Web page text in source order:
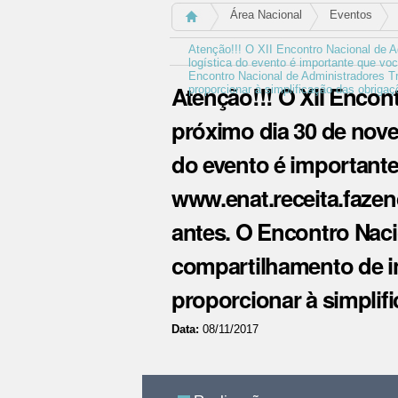
Área Nacional Eventos
Atenção!!! O XII Encontro Nacional de
logística do evento é importante que
Encontro Nacional de Administradores
proporcionar à simplificação das
Atenção!!! O XII
próximo dia 30 de
do evento é
antes. O Encontro
compartilhamento de
proporcionar à
Data: 08/11/2017
documento